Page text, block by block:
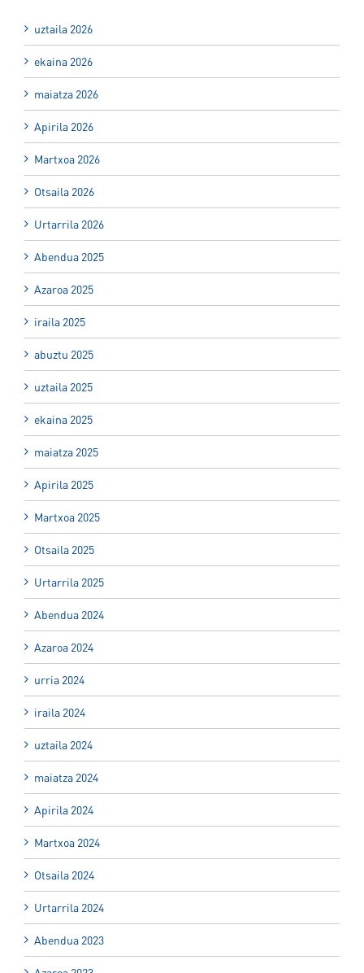
uztaila 2026
ekaina 2026
maiatza 2026
Apirila 2026
Martxoa 2026
Otsaila 2026
Urtarrila 2026
Abendua 2025
Azaroa 2025
iraila 2025
abuztu 2025
uztaila 2025
ekaina 2025
maiatza 2025
Apirila 2025
Martxoa 2025
Otsaila 2025
Urtarrila 2025
Abendua 2024
Azaroa 2024
urria 2024
iraila 2024
uztaila 2024
maiatza 2024
Apirila 2024
Martxoa 2024
Otsaila 2024
Urtarrila 2024
Abendua 2023